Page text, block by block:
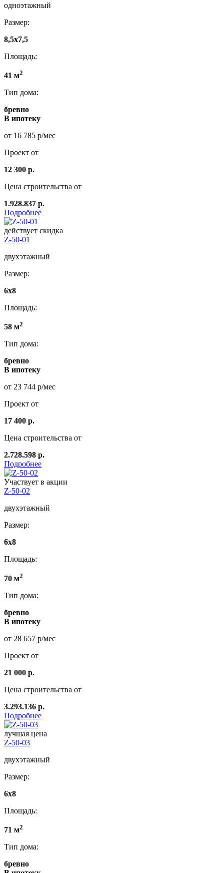
одноэтажный
Размер:
8,5x7,5
Площадь:
41 м2
Тип дома:
бревно
В ипотеку
от 16 785 р/мес
Проект от
12 300 р.
Цена строительства от
1.928.837 р.
Подробнее
действует скидка
Z-50-01
двухэтажный
Размер:
6x8
Площадь:
58 м2
Тип дома:
бревно
В ипотеку
от 23 744 р/мес
Проект от
17 400 р.
Цена строительства от
2.728.598 р.
Подробнее
Участвует в акции
Z-50-02
двухэтажный
Размер:
6x8
Площадь:
70 м2
Тип дома:
бревно
В ипотеку
от 28 657 р/мес
Проект от
21 000 р.
Цена строительства от
3.293.136 р.
Подробнее
лучшая цена
Z-50-03
двухэтажный
Размер:
6x8
Площадь:
71 м2
Тип дома:
бревно